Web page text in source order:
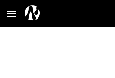
Skip to main content